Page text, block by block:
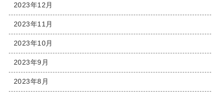
2023年12月
2023年11月
2023年10月
2023年9月
2023年8月